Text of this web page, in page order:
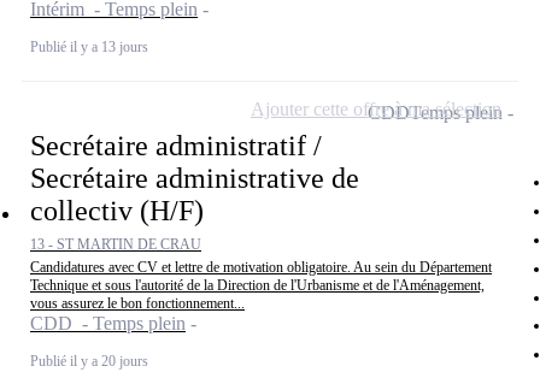
Intérim - Temps plein
Publié il y a 13 jours
Secrétaire administratif /
Secrétaire administrative de
collectiv (H/F)
13 - ST MARTIN DE CRAU
Candidatures avec CV et lettre de motivation obligatoire. Au sein du Département
Technique et sous l'autorité de la Direction de l'Urbanisme et de l'Aménagement,
vous assurez le bon fonctionnement...
CDD - Temps plein
Publié il y a 20 jours
CDDTemps plein
Ajouter cette offre à ma sélection